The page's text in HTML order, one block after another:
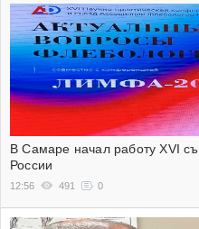
В Самаре начал работу XVI
России
12:56 491 0